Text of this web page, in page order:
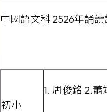
中國語文科 2526年誦
初小
1. 周俊銘 2.